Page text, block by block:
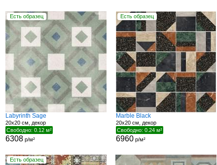
Есть образец
Labyrinth Sage
20x20 см, декор
Свободно: 0.12 м²
6308 р/м²
Есть образец
Marble Black
20x20 см, декор
Свободно: 0.24 м²
6960 р/м²
Есть образец